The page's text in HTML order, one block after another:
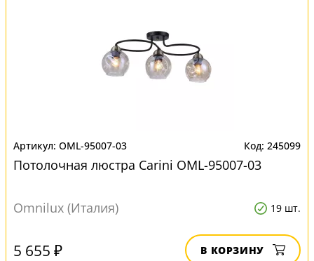
OML-95007-03 245099
Потолочная люстра Carini OML-95007-03
Omnilux (Италия) 19 шт.
5 655 ₽ В КОРЗИНУ